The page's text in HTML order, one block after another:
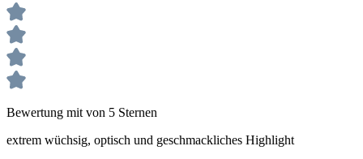
Bewertung mit von 5 Sternen
extrem wüchsig, optisch und geschmackliches Highlight